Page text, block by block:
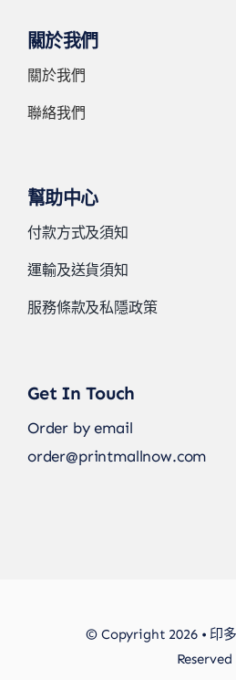
關於我們
關於我們
聯絡我們
幫助中心
付款方式及須知
運輸及送貨須知
服務條款及私隱政策
Get In Touch
Order by email
order@printmallnow.com
© Copyright 2026 • 印
Reserved